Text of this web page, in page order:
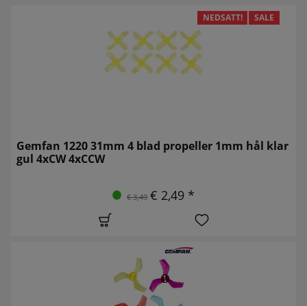
NEDSATT! SALE
Gemfan 1220 31mm 4 blad propeller 1mm hål klar
gul 4xCW 4xCCW
€ 3,49 € 2,49 *